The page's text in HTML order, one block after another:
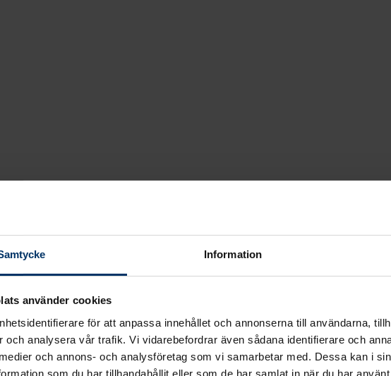
Information
använder cookies
för att anpassa innehållet och annonserna till användarna,
och analysera vår trafik. Vi vidarebefordrar även sådana identifierare och
och annons- och analysföretag som vi samarbetar med. Dessa kan i
som du har tillhandahållit eller som de har samlat in när du har